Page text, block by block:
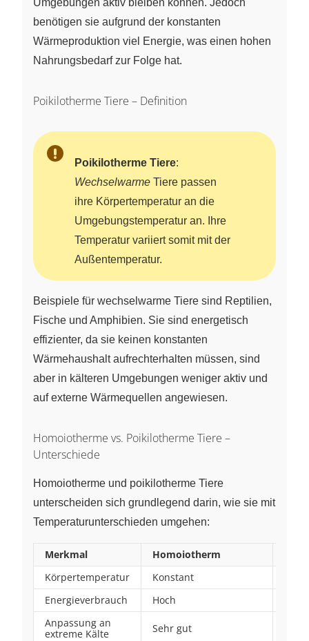
benötigen sie aufgrund der konstanten
Wärmeproduktion viel Energie, was einen hohen
Nahrungsbedarf zur Folge hat.
Poikilotherme Tiere – Definition
Poikilotherme Tiere:
Wechselwarme Tiere passen
ihre Körpertemperatur an die
Umgebungstemperatur an. Ihre
Temperatur variiert somit mit der
Außentemperatur.
Beispiele für wechselwarme Tiere sind Reptilien,
Fische und Amphibien. Sie sind energetisch
effizienter, da sie keinen konstanten
Wärmehaushalt aufrechterhalten müssen, sind
aber in kälteren Umgebungen weniger aktiv und
auf externe Wärmequellen angewiesen.
Homoiotherme vs. Poikilotherme Tiere –
Unterschiede
Homoiotherme und poikilotherme Tiere
unterscheiden sich grundlegend darin, wie sie mit
Temperaturunterschieden umgehen:
Merkmal Homoiotherm
Körpertemperatur
Konstant
Energieverbrauch
Hoch
Anpassung an
extreme Kälte
Sehr gut